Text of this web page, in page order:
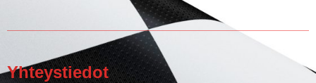
Yhteystiedot